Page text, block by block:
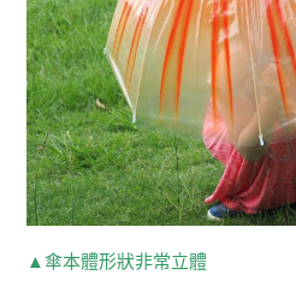
▲傘本體形狀非常立體